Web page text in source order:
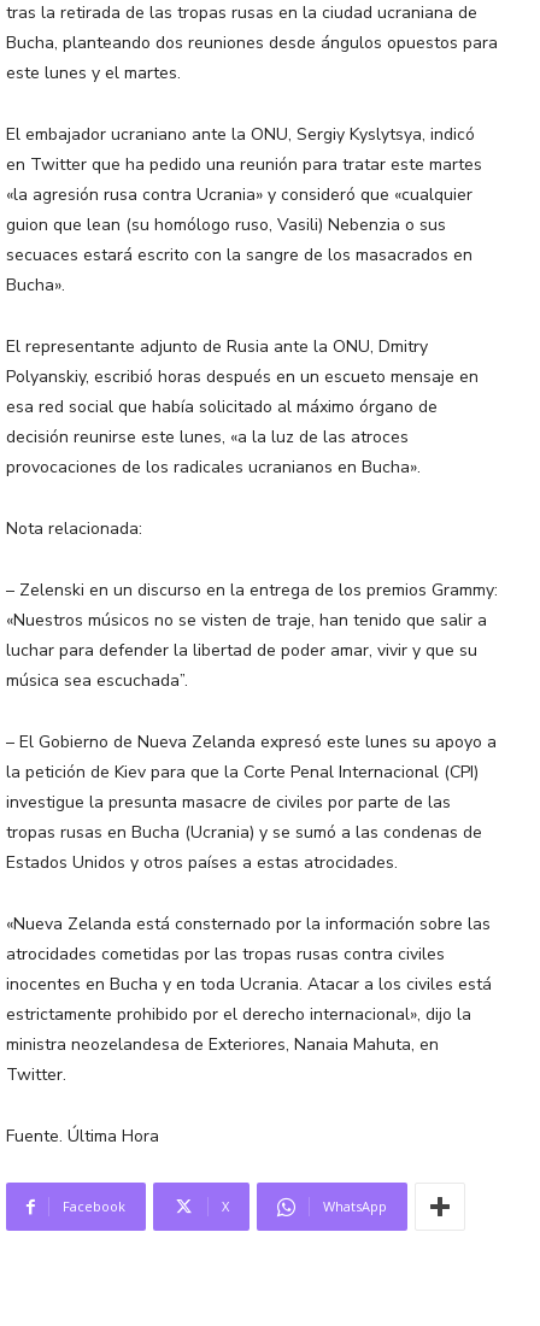
tras la retirada de las tropas rusas en la ciudad ucraniana de
Bucha, planteando dos reuniones desde ángulos opuestos para
este lunes y el martes.
El embajador ucraniano ante la ONU, Sergiy Kyslytsya, indicó
en Twitter que ha pedido una reunión para tratar este martes
«la agresión rusa contra Ucrania» y consideró que «cualquier
guion que lean (su homólogo ruso, Vasili) Nebenzia o sus
secuaces estará escrito con la sangre de los masacrados en
Bucha».
El representante adjunto de Rusia ante la ONU, Dmitry
Polyanskiy, escribió horas después en un escueto mensaje en
esa red social que había solicitado al máximo órgano de
decisión reunirse este lunes, «a la luz de las atroces
provocaciones de los radicales ucranianos en Bucha».
Nota relacionada:
– Zelenski en un discurso en la entrega de los premios Grammy:
«Nuestros músicos no se visten de traje, han tenido que salir a
luchar para defender la libertad de poder amar, vivir y que su
música sea escuchada”.
– El Gobierno de Nueva Zelanda expresó este lunes su apoyo a
la petición de Kiev para que la Corte Penal Internacional (CPI)
investigue la presunta masacre de civiles por parte de las
tropas rusas en Bucha (Ucrania) y se sumó a las condenas de
Estados Unidos y otros países a estas atrocidades.
«Nueva Zelanda está consternado por la información sobre las
atrocidades cometidas por las tropas rusas contra civiles
inocentes en Bucha y en toda Ucrania. Atacar a los civiles está
estrictamente prohibido por el derecho internacional», dijo la
ministra neozelandesa de Exteriores, Nanaia Mahuta, en
Twitter.
Fuente. Última Hora
Facebook X WhatsApp